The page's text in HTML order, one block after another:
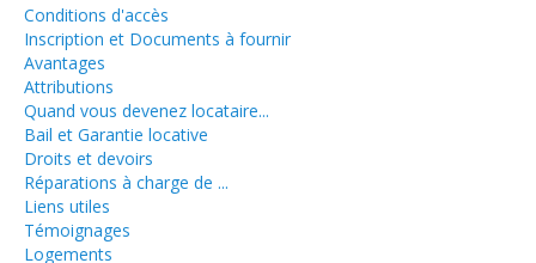
Travaux
Aides et primes
Réparations à charge de ...
Locataires
Conditions d'accès
Inscription et Documents à fournir
Conditions d'accès
Inscription et Documents à fournir
Avantages
Attributions
Quand vous devenez locataire...
Bail et Garantie locative
Droits et devoirs
Réparations à charge de ...
Liens utiles
Témoignages
Logements